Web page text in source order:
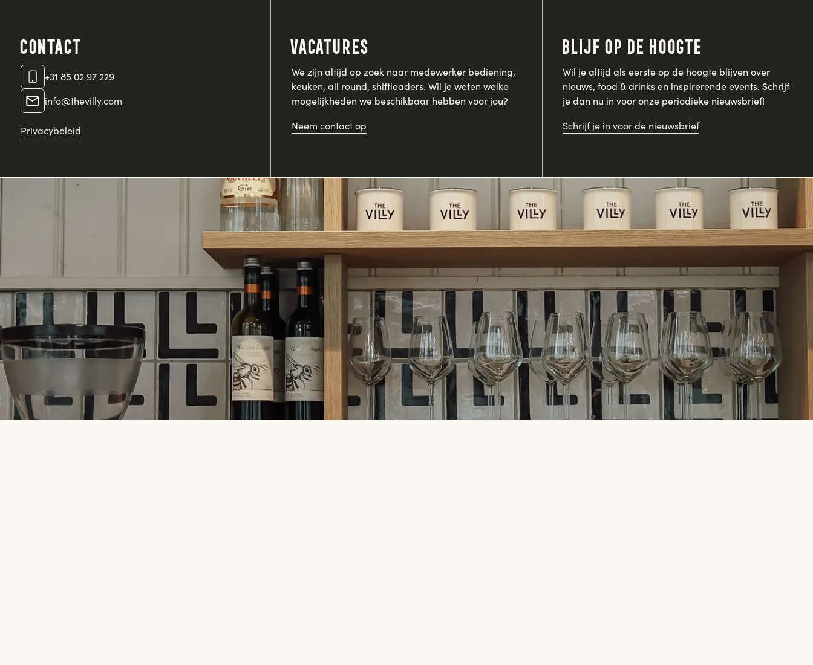
Contact
+31 85 02 97 229
info@thevilly.com
Privacybeleid
Vacatures
We zijn altijd op zoek naar medewerker bediening,
keuken, all round, shiftleaders. Wil je weten welke
mogelijkheden we beschikbaar hebben voor jou?
Neem contact op
Blijf op de hoogte
Wil je altijd als eerste op de hoogte blijven over
nieuws, food & drinks en inspirerende events. Schrijf
je dan nu in voor onze periodieke nieuwsbrief!
Schrijf je in voor de nieuwsbrief